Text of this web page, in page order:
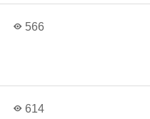
566
614